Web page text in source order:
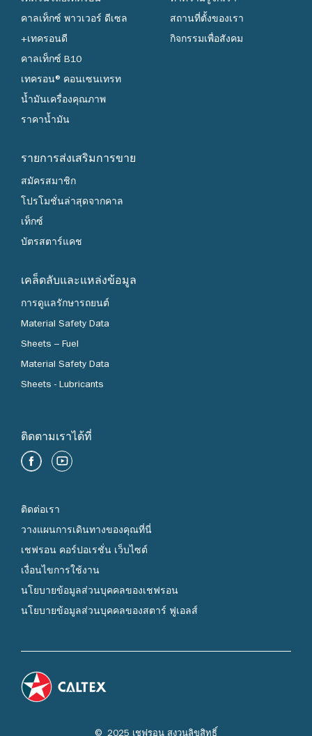
คาลเท็กซ์ พาวเวอร์ ดีเซล
+เทครอนดี
คาลเท็กซ์ B10
เทครอน® คอนเซนเทรท
น้ำมันเครื่องคุณภาพ
ราคาน้ำมัน
รายการส่งเสริมการขาย
สมัครสมาชิก
โปรโมชั่นล่าสุดจากคาล
เท็กซ์
บัตรสตาร์แคช
เคล็ดลับและแหล่งข้อมูล
การดูแลรักษารถยนต์
Material Safety Data
Sheets – Fuel
Material Safety Data
Sheets - Lubricants
สถานที่ตั้งของเรา
กิจกรรมเพื่อสังคม
ติดตามเราได้ที่
ติดต่อเรา
วางแผนการเดินทางของคุณที่นี่
เชฟรอน คอร์ปอเรชั่น เว็บไซต์
เงื่อนไขการใช้งาน
นโยบายข้อมูลส่วนบุคคลของเชฟรอน
นโยบายข้อมูลส่วนบุคคลของสตาร์ ฟูเอลส์
© 2025 เชฟรอน สงวนลิขสิทธิ์